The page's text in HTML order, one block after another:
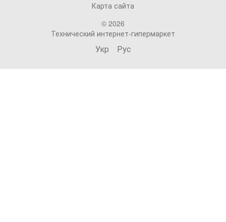
Карта сайта
© 2026
Технический интернет-гипермаркет
Укр Рус